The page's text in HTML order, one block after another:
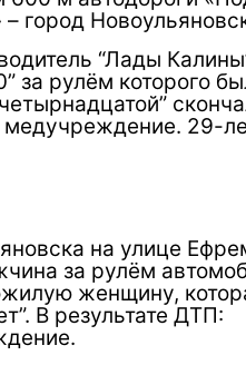
город
“Лады
за рулём которого
29-
на улице
за рулём
женщину,
В результате ДТП: